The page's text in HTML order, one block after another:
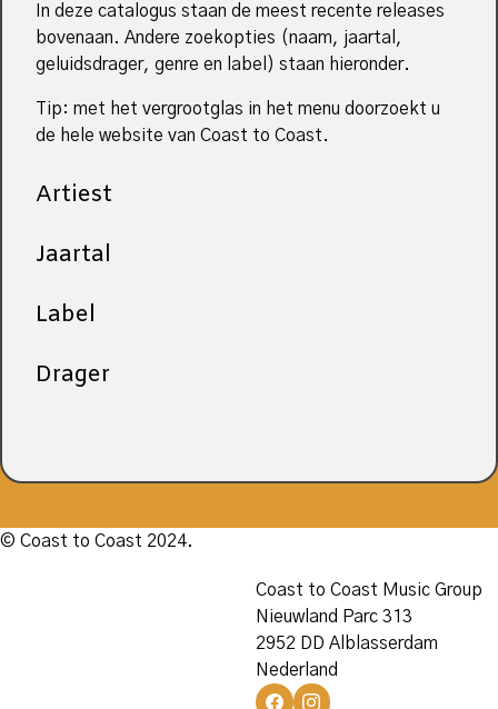
In deze catalogus staan de meest recente releases
bovenaan. Andere zoekopties (naam, jaartal,
geluidsdrager, genre en label) staan hieronder.
Tip: met het vergrootglas in het menu doorzoekt u
de hele website van Coast to Coast.
Artiest
Jaartal
Label
Drager
© Coast to Coast 2024.
Coast to Coast Music Group
Nieuwland Parc 313
2952 DD Alblasserdam
Nederland